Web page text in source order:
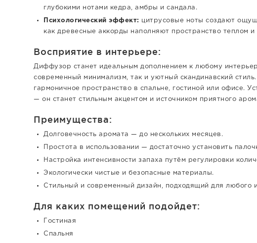
глубокими нотами кедра, амбры и сандала.
Психологический эффект:
цитрусовые ноты создают
как древесные аккорды наполняют пространство теплом и
Восприятие в интерьере:
Диффузор станет идеальным дополнением к любому
современный минимализм, так и уютный скандинавский
гармоничное пространство в спальне, гостиной или офисе.
— он станет стильным акцентом и источником приятного
Преимущества:
Долговечность аромата — до нескольких месяцев.
Простота в использовании — достаточно установить
Настройка интенсивности запаха путём регулировки
Экологически чистые и безопасные материалы.
Стильный и современный дизайн, подходящий для любого
Для каких помещений подойдет:
Гостиная
Спальня